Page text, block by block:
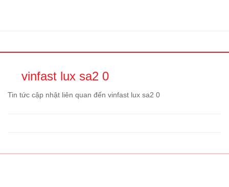
vinfast lux sa2 0
Tin tức cập nhật liên quan đến vinfast lux sa2 0